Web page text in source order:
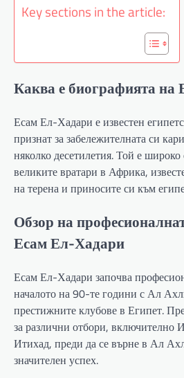
Key sections in the article:
Каква е биографията
Есам Ел-Хадари е известен
признат за забележителната си
няколко десетилетия. Той е
великите вратари в Африка,
на терена и приносите си към
Обзор на
Есам Ел-Хадари
Есам Ел-Хадари започва
началото на 90-те години с Ал
престижните клубове в Египет.
за различни отбори,
Итихад, преди да се върне в Ал
значителен успех.